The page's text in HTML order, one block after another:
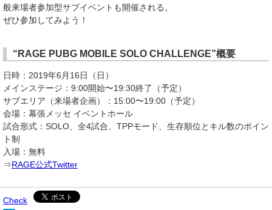
般来場者参加型サブイベントも開催される。
ぜひ参加してみよう！
“RAGE PUBG MOBILE SOLO CHALLENGE”概要
日時：2019年6月16日（日）
メインステージ：9:00開始〜19:30終了（予定）
サブエリア（来場者企画）：15:00〜19:00（予定）
会場：幕張メッセ イベントホール
試合形式：SOLO、全4試合、TPPモード、生存順位とキル数のポイン
ト制
入場：無料
⇒RAGE公式Twitter
Check